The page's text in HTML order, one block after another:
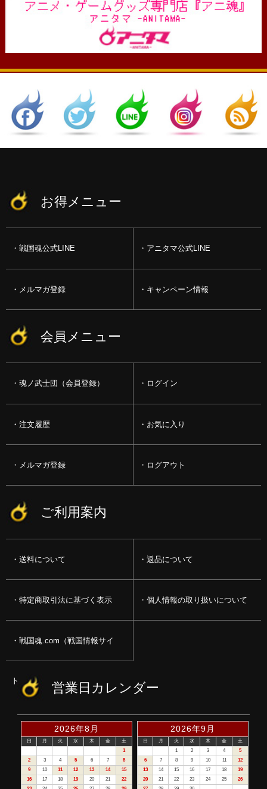
お得メニュー
戦国魂公式LINE アニタマ公式LINE
メルマガ登録 キャンペーン情報
会員メニュー
魂ノ武士団（会員登録） ログイン
注文履歴 お気に入り
メルマガ登録 ログアウト
ご利用案内
送料について 返品について
特定商取引法に基づく表示 個人情報の取り扱いについて
戦国魂.com（戦国情報サイ
ト） 営業日カレンダー
2026年8月
日 月 火 水 木 金
土
1
2
3 4 5 6 7
8
9
10 11 12 13 14
15
16
17 18 19 20 21
22
2026年9月
日 月 火 水 木 金
土
1
2 3 4
5
6
7 8 9 10 11
12
13
14 15 16 17 18
19
20
21 22 23 24 25
26